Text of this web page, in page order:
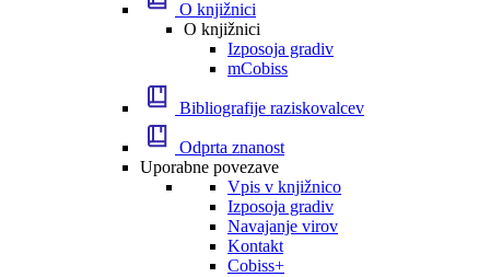
O knjižnici
O knjižnici
Izposoja gradiv
mCobiss
Bibliografije raziskovalcev
Odprta znanost
Uporabne povezave
Vpis v knjižnico
Izposoja gradiv
Navajanje virov
Kontakt
Cobiss+